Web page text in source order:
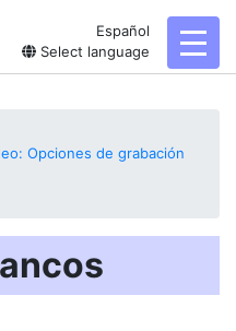
Español
Select language
Opciones de grabación